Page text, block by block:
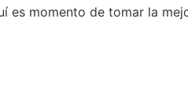
es momento de tomar la